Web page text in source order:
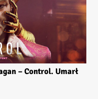
– Control. Umarł